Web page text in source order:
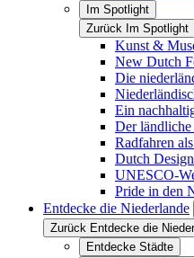
Im Spotlight
Zurück Im Spotlight
Kunst &
New Dutch
Die
Ein
Der
Radfahren
Dutch Design
UNESCO-
Pride in den
Entdecke die Niederlande
Zurück Entdecke die
Entdecke Städte